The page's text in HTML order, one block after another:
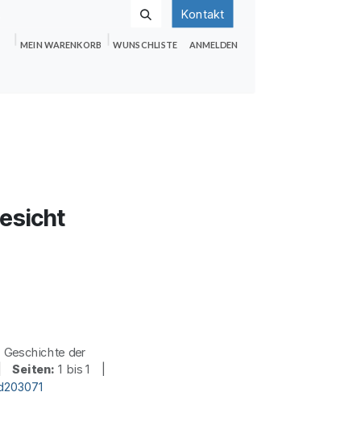
Kontakt
MEIN WARENKORB WUNSCHLISTE ANMELDEN
Geschichte der
|Seiten: 1 bis 1 |